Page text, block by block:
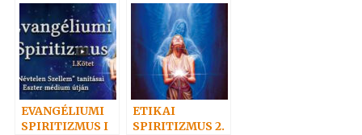
szótára
EVANGÉLIUMI
SPIRITIZMUS I
ETIKAI
SPIRITIZMUS 2.